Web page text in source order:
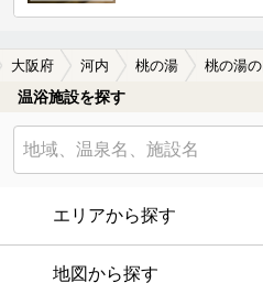
大阪府 河内 桃の湯
温浴施設を探す
エリアから探す
地図から探す